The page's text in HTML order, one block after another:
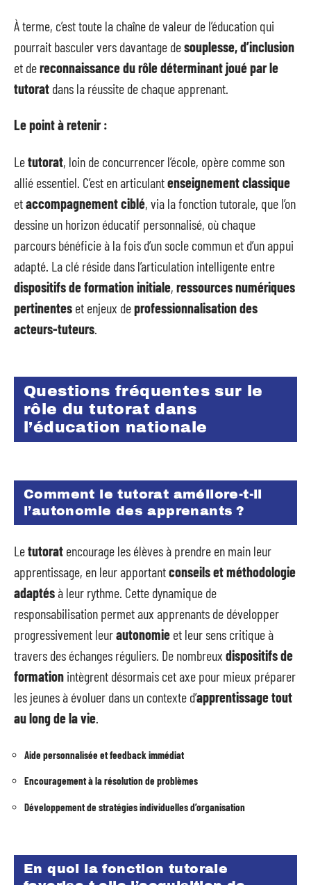
À terme, c’est toute la chaîne de valeur de l’éducation qui
pourrait basculer vers davantage desouplesse, d’inclusion
et dereconnaissance du rôle déterminant joué par le
tutorat dans la réussite de chaque apprenant.
Le point à retenir :
Letutorat, loin de concurrencer l’école, opère comme son
allié essentiel. C’est en articulantenseignement classique
etaccompagnement ciblé, via la fonction tutorale, que l’on
dessine un horizon éducatif personnalisé, où chaque
parcours bénéficie à la fois d’un socle commun et d’un appui
adapté. La clé réside dans l’articulation intelligente entre
dispositifs de formation initiale, ressources numériques
pertinentes et enjeux deprofessionnalisation des
acteurs-tuteurs
Questions fréquentes sur le
rôle du tutorat dans
l’éducation nationale
Comment le tutorat améliore-t-il
l’autonomie des apprenants ?
Letutorat encourage les élèves à prendre en main leur
apprentissage, en leur apportantconseils et méthodologie
adaptésà leur rythme. Cette dynamique de
responsabilisation permet aux apprenants de développer
progressivement leurautonomie et leur sens critique à
travers des échanges réguliers. De nombreux dispositifs de
formation intègrent désormais cet axe pour mieux préparer
les jeunes à évoluer dans un contexte d’apprentissage tout
au long de la vie.
Aide personnalisée et feedback immédiat
Encouragement à la résolution de problèmes
Développement de stratégies individuelles d’organisation
En quoi la fonction tutorale